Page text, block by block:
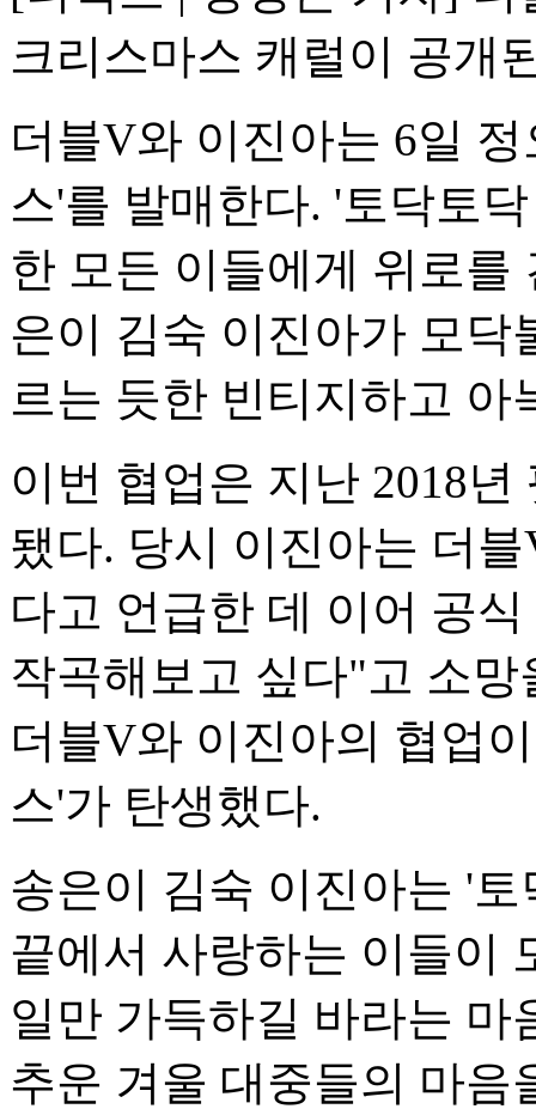
크리스마스 캐럴이 공개
더블V와 이진아는 6일
스'를 발매한다. '토닥토
한 모든 이들에게 위로를
은이 김숙 이진아가 모닥
르는 듯한 빈티지하고 아
이번 협업은 지난 2018
됐다. 당시 이진아는 더
다고 언급한 데 이어 공
작곡해보고 싶다"고 소
더블V와 이진아의 협업
스'가 탄생했다.
송은이 김숙 이진아는 '
끝에서 사랑하는 이들이
일만 가득하길 바라는 마
추운 겨울 대중들의 마음